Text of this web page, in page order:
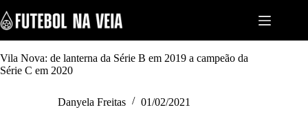
k
i
p
t
o
Vila Nova: de lanterna da Série B em 2019 a campeão da
Série C em 2020
Danyela Freitas 01/02/2021